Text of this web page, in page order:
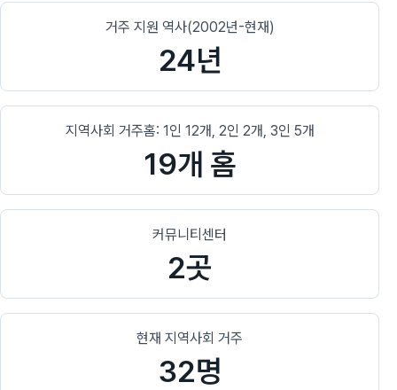
거주 지원 역사(2002년-현재)
24년
지역사회 거주홈: 1인 12개, 2인 2개, 3인 5개
19개 홈
커뮤니티센터
2곳
현재 지역사회 거주
32명